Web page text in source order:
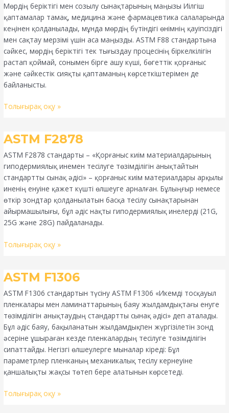
Мөрдің беріктігі мен созылу сынақтарының маңызы Иілгіш
қаптамалар тамақ, медицина және фармацевтика салаларында
кеңінен қолданылады, мұнда мөрдің бүтіндігі өнімнің қауіпсіздігі
мен сақтау мерзімі үшін аса маңызды. ASTM F88 стандартына
сәйкес, мөрдің беріктігі тек тығыздау процесінің біркелкілігін
растап қоймай, сонымен бірге ашу күші, бөгеттік қорғаныс
және сәйкестік сияқты қаптаманың көрсеткіштерімен де
байланысты.
Толығырақ оқу »
ASTM F2878
ASTM F2878 стандарты – «Қорғаныс киім материалдарының
гиподермиялық инемен тесілуге төзімділігін анықтайтын
стандартты сынақ әдісі» – қорғаныс киім материалдары арқылы
иненің енуіне қажет күшті өлшеуге арналған. Бұлыңғыр немесе
өткір зондтар қолданылатын басқа тесілу сынақтарынан
айырмашылығы, бұл әдіс нақты гиподермиялық инелерді (21G,
25G және 28G) пайдаланады.
ASTM
Толығырақ оқу »
ASTM F1306
ASTM F1306 стандартын түсіну ASTM F1306 «Икемді тосқауыл
пленкалары мен ламинаттарының баяу жылдамдықтағы енуге
төзімділігін анықтаудың стандартты сынақ әдісі» деп аталады.
Бұл әдіс баяу, бақыланатын жылдамдықпен жүргізілетін зонд
әсеріне ұшыраған кезде пленкалардың тесілуге төзімділігін
сипаттайды. Негізгі өлшеулерге мыналар кіреді: Бұл
параметрлер пленканың механикалық тесілу кернеуіне
қаншалықты жақсы төтеп бере алатынын көрсетеді.
ASTM
Толығырақ оқу »